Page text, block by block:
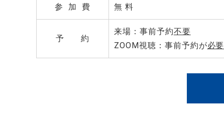
参 加 費 無 料
予 約
来場：事前予約不要
ZOOM視聴：事前予約が必要